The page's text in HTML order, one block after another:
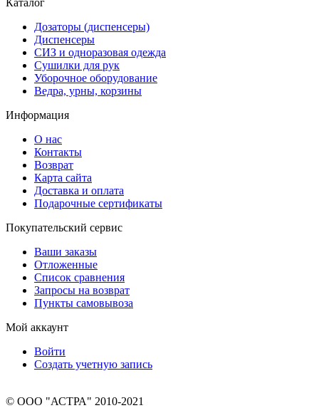
Дозаторы (диспенсеры)
Диспенсеры
СИЗ и одноразовая одежда
Сушилки для рук
Уборочное оборудование
Ведра, урны, корзины
Информация
О нас
Контакты
Возврат
Карта сайта
Доставка и оплата
Подарочные сертификаты
Покупательский сервис
Ваши заказы
Отложенные
Список сравнения
Запросы на возврат
Пункты самовывоза
Мой аккаунт
Войти
Создать учетную запись
© ООО "АСТРА" 2010-2021